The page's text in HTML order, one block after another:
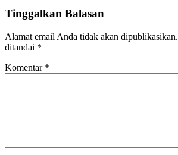
Tinggalkan Balasan
Alamat email Anda tidak akan dipublikasikan.
ditandai *
Komentar *